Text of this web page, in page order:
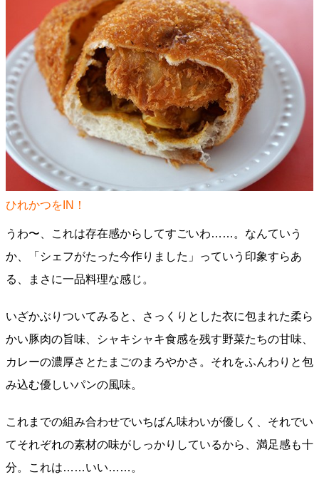
ひれかつをIN！
うわ〜、これは存在感からしてすごいわ……。なんていう
か、「シェフがたった今作りました」っていう印象すらあ
る、まさに一品料理な感じ。
いざかぶりついてみると、さっくりとした衣に包まれた柔ら
かい豚肉の旨味、シャキシャキ食感を残す野菜たちの甘味、
カレーの濃厚さとたまごのまろやかさ。それをふんわりと包
み込む優しいパンの風味。
これまでの組み合わせでいちばん味わいが優しく、それでい
てそれぞれの素材の味がしっかりしているから、満足感も十
分。これは……いい……。